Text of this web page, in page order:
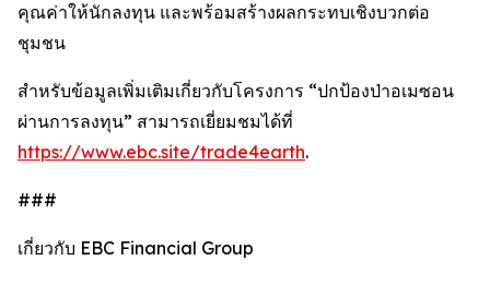
คุณค่าให้นักลงทุน และพร้อมสร้างผลกระทบเชิงบวกต่อ
ชุมชน
สำหรับข้อมูลเพิ่มเติมเกี่ยวกับโครงการ “ปกป้องป่าอเมซอน
ผ่านการลงทุน” สามารถเยี่ยมชมได้ที่
https://www.ebc.site/trade4earth.
###
เกี่ยวกับ EBC Financial Group